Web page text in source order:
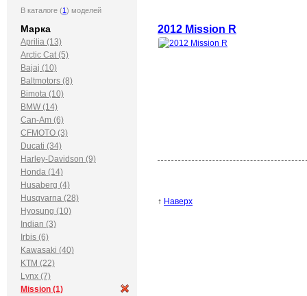
В каталоге (1 ) моделей
Марка
Aprilia (13)
Arctic Cat (5)
Bajaj (10)
Baltmotors (8)
Bimota (10)
BMW (14)
Can-Am (6)
CFMOTO (3)
Ducati (34)
Harley-Davidson (9)
Honda (14)
Husaberg (4)
Husqvarna (28)
Hyosung (10)
Indian (3)
Irbis (6)
Kawasaki (40)
KTM (22)
Lynx (7)
Mission (1)
2012 Mission R
↑ Наверх